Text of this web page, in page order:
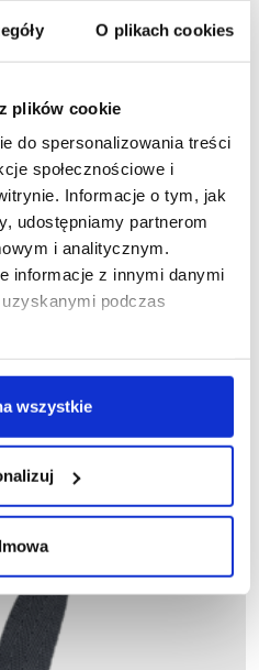
O plikach cookies
plików cookie
do spersonalizowania treści
społecznościowe i
Informacje o tym, jak
udostępniamy partnerom
i analitycznym.
informacje z innymi danymi
podczas
wszystkie
"kolor + wzór" dla
Co zrobić?
produktów gdy